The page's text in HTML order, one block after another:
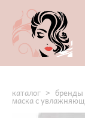
каталог > бренды
маска с